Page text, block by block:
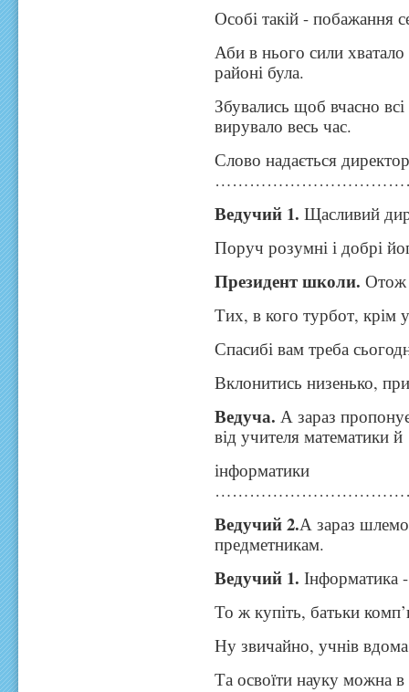
Особі такій - побажання
Аби в нього сили
районі була.
Збувались щоб вчасно
вирувало весь час.
Слово надається
Ведучий 1.Щасливий
Поруч розумні і добрі
Президент школи.Отож
Тих, в кого турбот, крім
Спасибі вам треба
Вклонитись низенько,
Ведуча.А зараз
від учителя математики й
інформатики
Ведучий 2.А зараз шлемо
предметникам.
Ведучий 1.Інформатика
То ж купіть, батьки
Ну звичайно, учнів
Та освоїти науку можна